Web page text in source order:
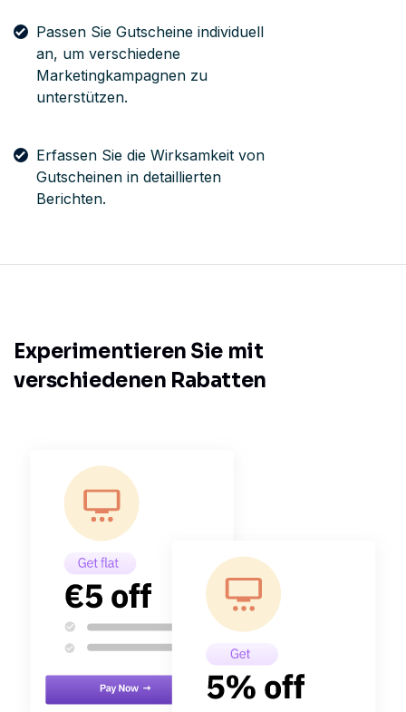
Passen Sie Gutscheine individuell
an, um verschiedene
Marketingkampagnen zu
unterstützen.
Erfassen Sie die Wirksamkeit von
Gutscheinen in detaillierten
Berichten.
Experimentieren Sie mit
verschiedenen Rabatten